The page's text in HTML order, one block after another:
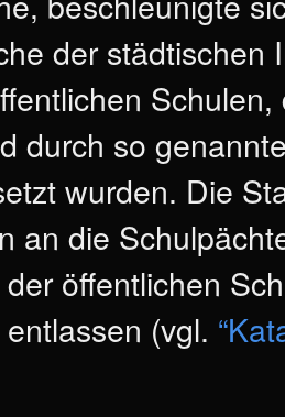
der
durch so
wurden. Die
an die
öffentlichen
(vgl.